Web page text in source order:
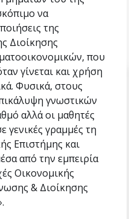
να
της
Διοίκησης
που
γίνεται και χρήση
Φυσικά, στους
γνωστικών
αλλά οι μαθητές
γενικές γραμμές τη
Επιστήμης και
από την εμπειρία
Οικονομικής
& Διοίκησης